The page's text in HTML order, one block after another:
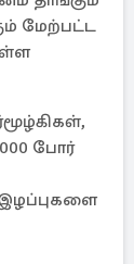
மேற்பட்ட
போர்